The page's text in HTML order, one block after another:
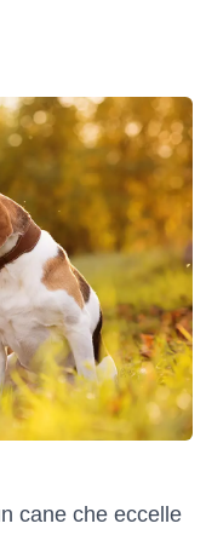
cane che eccelle